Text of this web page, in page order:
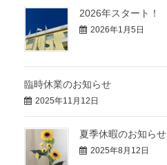
2026年スタート！
2026年1月5日
臨時休業のお知らせ
2025年11月12日
夏季休暇のお知らせ
2025年8月12日